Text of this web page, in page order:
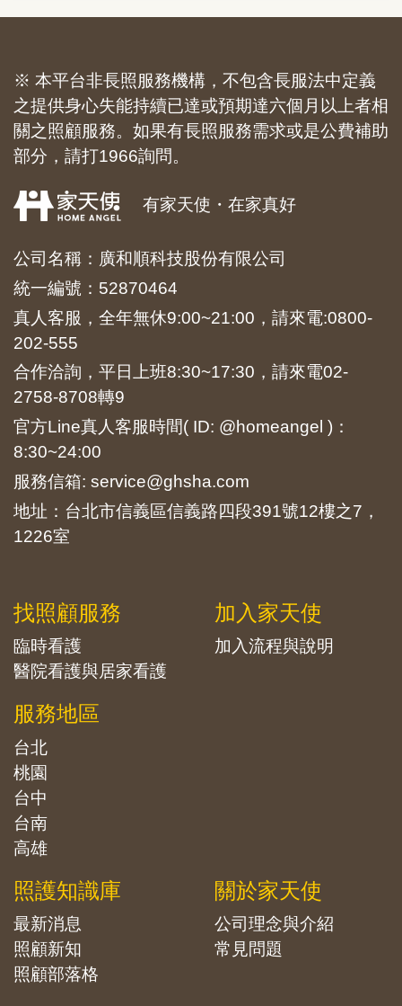
※ 本平台非長照服務機構，不包含長服法中定義
之提供身心失能持續已達或預期達六個月以上者相
關之照顧服務。如果有長照服務需求或是公費補助
部分，請打1966詢問。
有家天使・在家真好
公司名稱：廣和順科技股份有限公司
統一編號：52870464
真人客服，全年無休9:00~21:00，請來電:0800-
202-555
合作洽詢，平日上班8:30~17:30，請來電02-
2758-8708轉9
官方Line真人客服時間( ID: @homeangel )：
8:30~24:00
服務信箱: service@ghsha.com
地址：台北市信義區信義路四段391號12樓之7，
1226室
找照顧服務
臨時看護
醫院看護與居家看護
服務地區
台北
桃園
台中
台南
高雄
加入家天使
加入流程與說明
照護知識庫
最新消息
照顧新知
照顧部落格
關於家天使
公司理念與介紹
常見問題